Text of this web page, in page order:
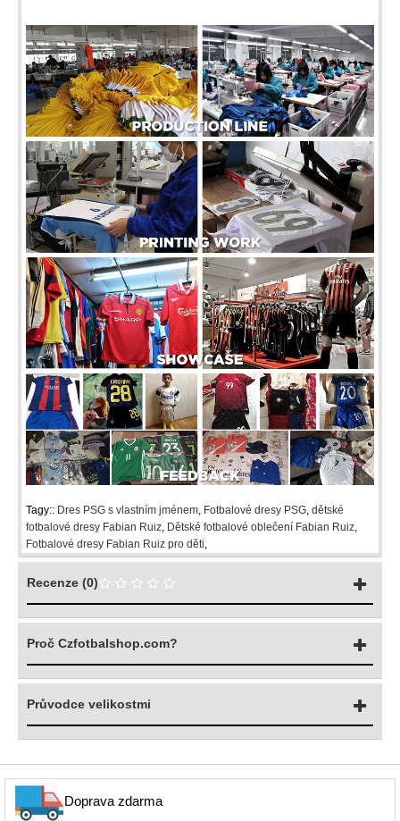
Tagy:: Dres PSG s vlastním jménem Fotbalové dresy PSG dětské
fotbalové dresy Fabian Ruiz Dětské fotbalové oblečení Fabian Ruiz
Fotbalové dresy Fabian Ruiz pro děti
Recenze (0)
Proč Czfotbalshop.com?
Průvodce velikostmi
Doprava zdarma